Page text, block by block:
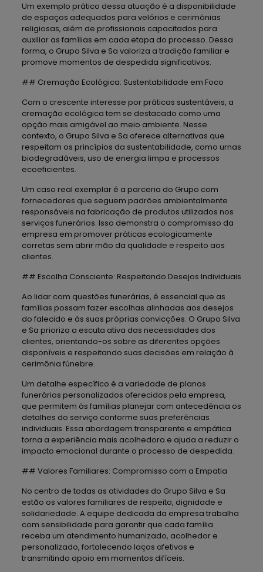
Um exemplo prático dessa atuação é a disponibilidade
de espaços adequados para velórios e cerimônias
religiosas, além de profissionais capacitados para
auxiliar as famílias em cada etapa do processo. Dessa
forma, o Grupo Silva e Sa valoriza a tradição familiar e
promove momentos de despedida significativos.
## Cremação Ecológica: Sustentabilidade em Foco
Com o crescente interesse por práticas sustentáveis, a
cremação ecológica tem se destacado como uma
opção mais amigável ao meio ambiente. Nesse
contexto, o Grupo Silva e Sa oferece alternativas que
respeitam os princípios da sustentabilidade, como urnas
biodegradáveis, uso de energia limpa e processos
ecoeficientes.
Um caso real exemplar é a parceria do Grupo com
fornecedores que seguem padrões ambientalmente
responsáveis na fabricação de produtos utilizados nos
serviços funerários. Isso demonstra o compromisso da
empresa em promover práticas ecologicamente
corretas sem abrir mão da qualidade e respeito aos
clientes.
## Escolha Consciente: Respeitando Desejos Individuais
Ao lidar com questões funerárias, é essencial que as
famílias possam fazer escolhas alinhadas aos desejos
do falecido e às suas próprias convicções. O Grupo Silva
e Sa prioriza a escuta ativa das necessidades dos
clientes, orientando-os sobre as diferentes opções
disponíveis e respeitando suas decisões em relação à
cerimônia fúnebre.
Um detalhe específico é a variedade de planos
funerários personalizados oferecidos pela empresa,
que permitem às famílias planejar com antecedência os
detalhes do serviço conforme suas preferências
individuais. Essa abordagem transparente e empática
torna a experiência mais acolhedora e ajuda a reduzir o
impacto emocional durante o processo de despedida.
## Valores Familiares: Compromisso com a Empatia
No centro de todas as atividades do Grupo Silva e Sa
estão os valores familiares de respeito, dignidade e
solidariedade. A equipe dedicada da empresa trabalha
com sensibilidade para garantir que cada família
receba um atendimento humanizado, acolhedor e
personalizado, fortalecendo laços afetivos e
transmitindo apoio em momentos difíceis.